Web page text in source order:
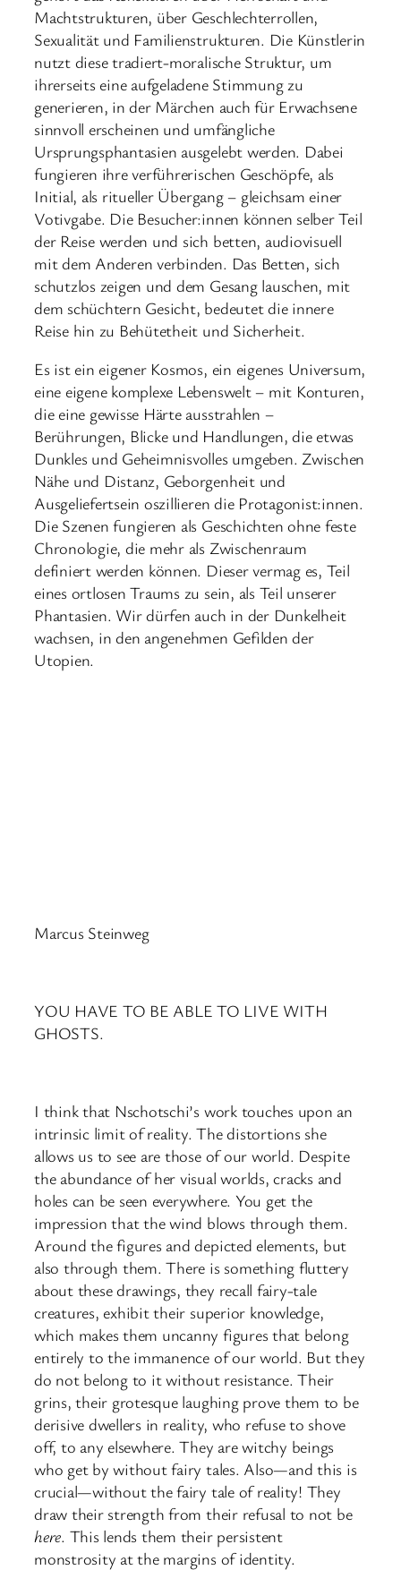
Machtstrukturen, über Geschlechterrollen,
Sexualität und Familienstrukturen. Die Künstlerin
nutzt diese tradiert-moralische Struktur, um
ihrerseits eine aufgeladene Stimmung zu
generieren, in der Märchen auch für Erwachsene
sinnvoll erscheinen und umfängliche
Ursprungsphantasien ausgelebt werden. Dabei
fungieren ihre verführerischen Geschöpfe, als
Initial, als ritueller Übergang – gleichsam einer
Votivgabe. Die Besucher:innen können selber Teil
der Reise werden und sich betten, audiovisuell
mit dem Anderen verbinden. Das Betten, sich
schutzlos zeigen und dem Gesang lauschen, mit
dem schüchtern Gesicht, bedeutet die innere
Reise hin zu Behütetheit und Sicherheit.
Es ist ein eigener Kosmos, ein eigenes Universum,
eine eigene komplexe Lebenswelt – mit Konturen,
die eine gewisse Härte ausstrahlen –
Berührungen, Blicke und Handlungen, die etwas
Dunkles und Geheimnisvolles umgeben. Zwischen
Nähe und Distanz, Geborgenheit und
Ausgeliefertsein oszillieren die Protagonist:innen.
Die Szenen fungieren als Geschichten ohne feste
Chronologie, die mehr als Zwischenraum
definiert werden können. Dieser vermag es, Teil
eines ortlosen Traums zu sein, als Teil unserer
Phantasien. Wir dürfen auch in der Dunkelheit
wachsen, in den angenehmen Gefilden der
Utopien.
Marcus Steinweg
YOU HAVE TO BE ABLE TO LIVE WITH
GHOSTS.
I think that Nschotschi’s work touches upon an
intrinsic limit of reality. The distortions she
allows us to see are those of our world. Despite
the abundance of her visual worlds, cracks and
holes can be seen everywhere. You get the
impression that the wind blows through them.
Around the figures and depicted elements, but
also through them. There is something fluttery
about these drawings, they recall fairy-tale
creatures, exhibit their superior knowledge,
which makes them uncanny figures that belong
entirely to the immanence of our world. But they
do not belong to it without resistance. Their
grins, their grotesque laughing prove them to be
derisive dwellers in reality, who refuse to shove
off, to any elsewhere. They are witchy beings
who get by without fairy tales. Also—and this is
crucial—without the fairy tale of reality! They
draw their strength from their refusal to not be
here. This lends them their persistent
monstrosity at the margins of identity.